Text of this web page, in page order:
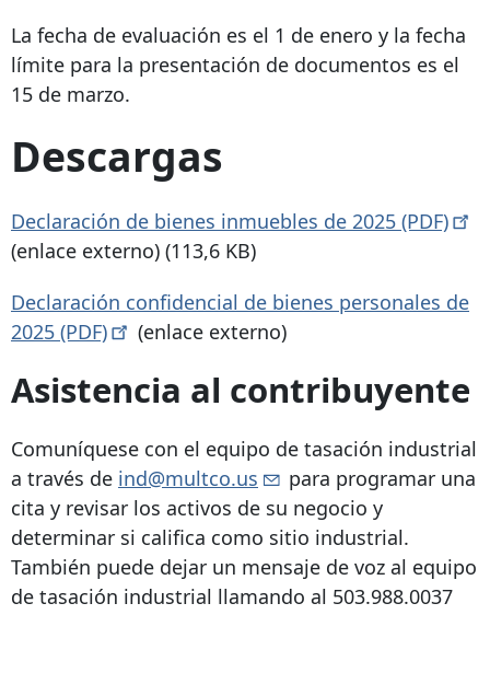
La fecha de evaluación es el 1 de enero y la fecha
límite para la presentación de documentos es el
15 de marzo.
Descargas
Declaración de bienes inmuebles de 2025 (PDF)
(enlace externo) (113,6 KB)
Declaración confidencial de bienes personales de
2025 (PDF) (enlace externo)
Asistencia al contribuyente
Comuníquese con el equipo de tasación industrial
a través de ind@multco.us
para programar una
cita y revisar los activos de su negocio y
determinar si califica como sitio industrial.
También puede dejar un mensaje de voz al equipo
de tasación industrial llamando al 503.988.0037